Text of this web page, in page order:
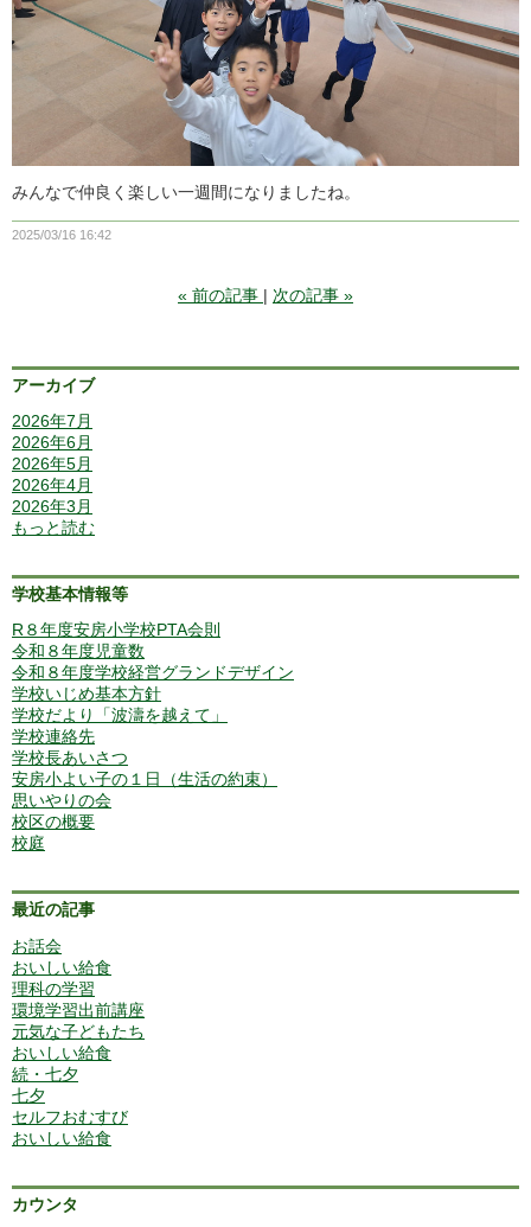
みんなで仲良く楽しい一週間になりましたね。
2025/03/16 16:42
« 前の記事 次の記事 »
アーカイブ
2026年7月
2026年6月
2026年5月
2026年4月
2026年3月
もっと読む
学校基本情報等
R８年度安房小学校PTA会則
令和８年度児童数
令和８年度学校経営グランドデザイン
学校いじめ基本方針
学校だより「波濤を越えて」
学校連絡先
学校長あいさつ
安房小よい子の１日（生活の約束）
思いやりの会
校区の概要
校庭
最近の記事
お話会
おいしい給食
理科の学習
環境学習出前講座
元気な子どもたち
おいしい給食
続・七夕
七夕
セルフおむすび
おいしい給食
カウンタ